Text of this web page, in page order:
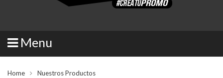
Menu
Home Nuestros Productos